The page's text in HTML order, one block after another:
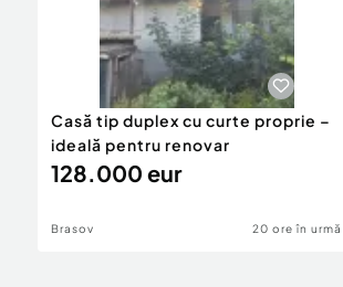
Casă tip duplex cu curte proprie –
ideală pentru renovar
128.000 eur
Brasov 20 ore în urmă